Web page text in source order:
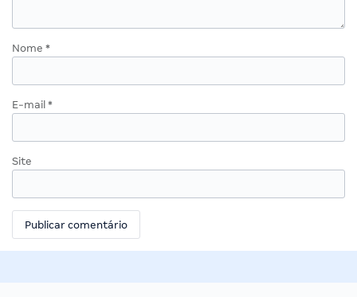
Nome *
E-mail *
Site